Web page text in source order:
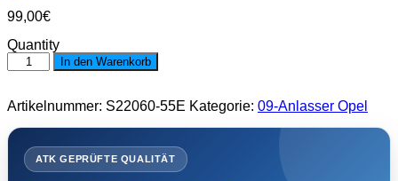
99,00€
Quantity
Anlasser
Opel
kW.
z10
Fiat
Citroen
Peug.
SG
In den Warenkorb
Artikelnummer: S22060-55E Kategorie: 09-Anlasser Opel
ATK GEPRÜFTE QUALITÄT